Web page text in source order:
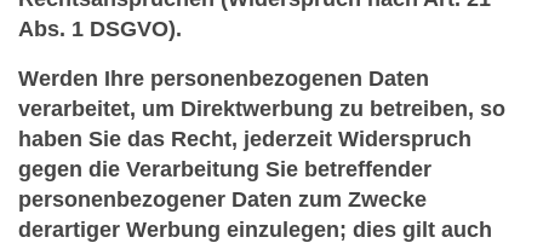
Abs. 1 DSGVO).
Werden Ihre personenbezogenen Daten
verarbeitet, um Direktwerbung zu betreiben, so
haben Sie das Recht, jederzeit Widerspruch
gegen die Verarbeitung Sie betreffender
personenbezogener Daten zum Zwecke
derartiger Werbung einzulegen; dies gilt auch